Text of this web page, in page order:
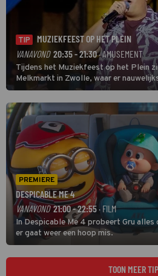
TIP
MUZIEKFEEST OP HET PLEIN
VANAVOND 20:35 - 21:30· AMUSEMENT
Tijdens het Muziekfeest op het Plein
Melkmarkt in Zwolle, waar er
grootste namen zijn André Hazes,
natuurlijk Rutger van Barneveld met
PREMIERE
DESPICABLE ME 4
VANAVOND 21:00 - 22:55 · FILM
In Despicable Me 4 probeert Gru alles
er gaat weer een hoop mis.
TOON MEER